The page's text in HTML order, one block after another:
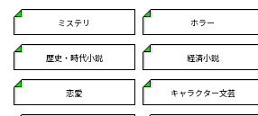
ミステリ ホラー
歴史・時代小説 経済小説
恋愛 キャラクター文芸